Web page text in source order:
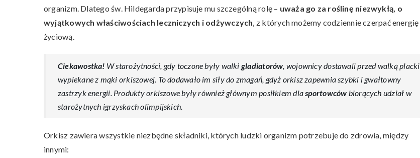
organizm. Dlatego św. Hildegarda przypisuje mu szczególną rolę – uważa go za roślinę niezwykłą, o
wyjątkowych właściwościach leczniczych i odżywczych, z których możemy codziennie czerpać energię
życiową.
Ciekawostka! W starożytności, gdy toczone były walki gladiatorów, wojownicy dostawali przed walką placki
wypiekane z mąki orkiszowej. To dodawało im siły do zmagań, gdyż orkisz zapewnia szybki i gwałtowny
zastrzyk energii. Produkty orkiszowe były również głównym posiłkiem dlasportowców biorących udział w
starożytnych igrzyskach olimpijskich.
Orkisz zawiera wszystkie niezbędne składniki, których ludzki organizm potrzebuje do zdrowia, między
innymi: